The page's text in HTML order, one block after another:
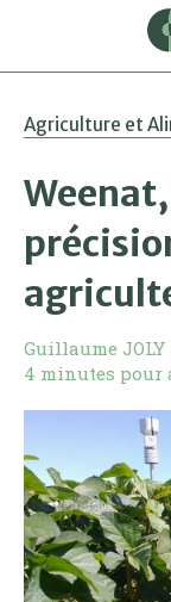
Agriculture et
Guillaume JOLY
4 minutes pour